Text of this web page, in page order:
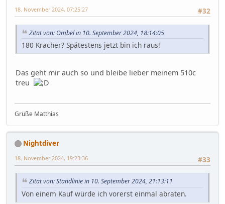
#32
18. November 2024, 07:25:27
Zitat von: Ombel in 10. September 2024, 18:14:05
180 Kracher? Spätestens jetzt bin ich raus!
Das geht mir auch so und bleibe lieber meinem 510c
treu
Grüße Matthias
Nightdiver
#33
18. November 2024, 19:23:36
Zitat von: Standlinie in 10. September 2024, 21:13:11
Von einem Kauf würde ich vorerst einmal abraten.